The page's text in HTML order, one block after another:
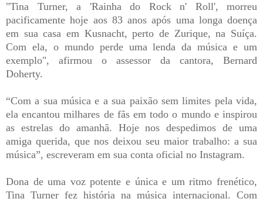
"Tina Turner, a 'Rainha do Rock n' Roll', morreu
pacificamente hoje aos 83 anos após uma longa doença
em sua casa em Kusnacht, perto de Zurique, na Suíça.
Com ela, o mundo perde uma lenda da música e um
exemplo", afirmou o assessor da cantora, Bernard
Doherty.
“Com a sua música e a sua paixão sem limites pela vida,
ela encantou milhares de fãs em todo o mundo e inspirou
as estrelas do amanhã. Hoje nos despedimos de uma
amiga querida, que nos deixou seu maior trabalho: a sua
música”, escreveram em sua conta oficial no Instagram.
Dona de uma voz potente e única e um ritmo frenético,
Tina Turner fez história na música internacional. Com